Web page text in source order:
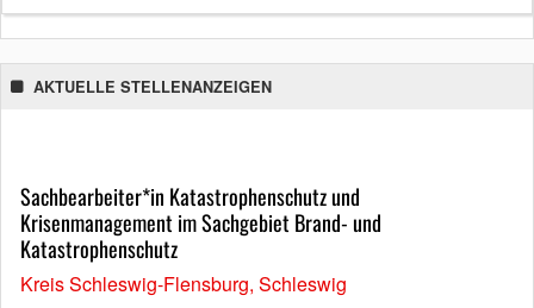
AKTUELLE STELLENANZEIGEN
Sachbearbeiter*in Katastrophenschutz und
Krisenmanagement im Sachgebiet Brand- und
Katastrophenschutz
Kreis Schleswig-Flensburg, Schleswig